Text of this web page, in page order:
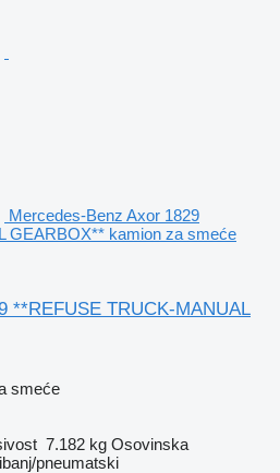
Mercedes-Benz Axor 1829
GEARBOX** kamion za smeće
**REFUSE TRUCK-MANUAL
smeće
7.182 kg Osovinska
pneumatski